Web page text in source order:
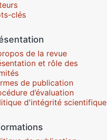
clés
de la revue
et rôle des
de publication
d’évaluation
d'intégrité scientifique